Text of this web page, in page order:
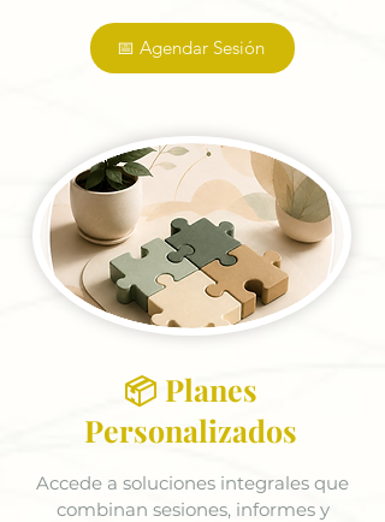
📅 Agendar Sesión
📦 Planes
Personalizados
Accede a soluciones integrales que
combinan sesiones, informes y